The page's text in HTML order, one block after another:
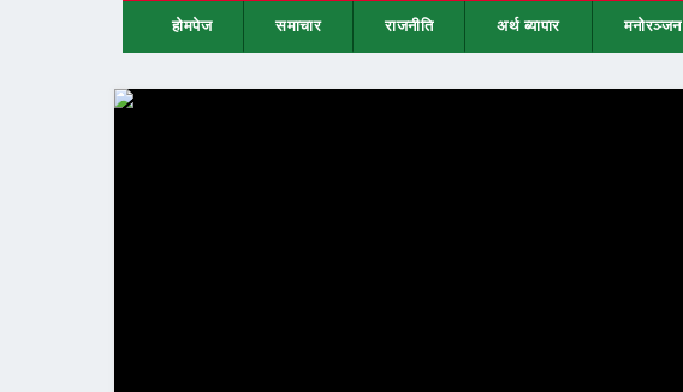
होमपेज समाचार राजनीति अर्थ ब्यापार मनोरञ्जन